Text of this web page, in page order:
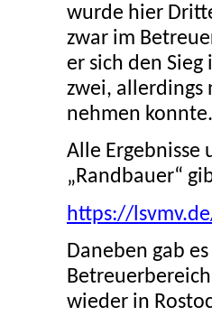
wurde hier
zwar im
er sich den
zwei, allerdings
nehmen konnte.
Alle Ergebnisse
„Randbauer“
https://
Daneben gab
wieder in